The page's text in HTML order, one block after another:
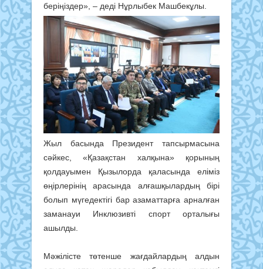
беріңіздер», – деді Нұрлыбек Машбекұлы.
Жыл басында Президент тапсырмасына
сәйкес, «Қазақстан халқына» қорының
қолдауымен Қызылорда қаласында еліміз
өңірлерінің арасында алғашқылардың бірі
болып мүгедектігі бар азаматтарға арналған
заманауи Инклюзивті спорт орталығы
ашылды.
Мәжілісте төтенше жағдайлардың алдын